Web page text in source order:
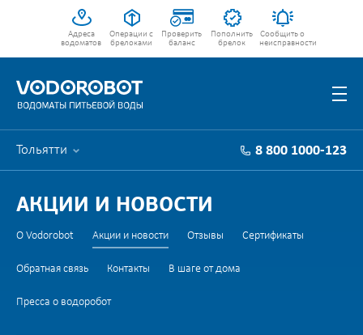
Адреса
водоматов
Операции с
брелоками
Проверить
баланс
Пополнить
брелок
Сообщить о
неисправности
Тольятти 8 800 1000-123
АКЦИИ И НОВОСТИ
О Vodorobot Акции и новости Отзывы Сертификаты
Обратная связь Контакты В шаге от дома
Пресса о водоробот